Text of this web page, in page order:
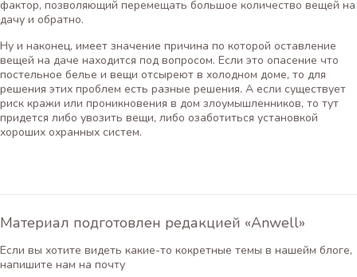
фактор, позволяющий перемещать большое количество вещей на
дачу и обратно.
Ну и наконец, имеет значение причина по которой оставление
вещей на даче находится под вопросом. Если это опасение что
постельное белье и вещи отсыреют в холодном доме, то для
решения этих проблем есть разные решения. А если существует
риск кражи или проникновения в дом злоумышленников, то тут
придется либо увозить вещи, либо озаботиться установкой
хороших охранных систем.
Материал подготовлен редакцией «Anwell»
Если вы хотите видеть какие-то кокретные темы в нашейм блоге,
напишите нам на почту